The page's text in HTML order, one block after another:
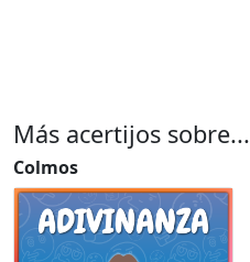
Más acertijos sobre...
Colmos